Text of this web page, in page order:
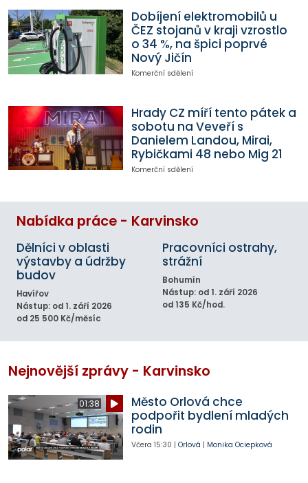
Dobíjení elektromobilů u
ČEZ stojanů v kraji vzrostlo
o 34 %, na špici poprvé
Nový Jičín
Komerční sdělení
Hrady CZ míří tento pátek a
sobotu na Veveří s
Danielem Landou, Mirai,
Rybičkami 48 nebo Mig 21
Komerční sdělení
Nabídka práce - Karvinsko
Dělníci v oblasti
výstavby a údržby
budov
Havířov
Nástup: od 1. září 2026
od 25 500 Kč/měsíc
Pracovníci ostrahy,
strážní
Bohumín
Nástup: od 1. září 2026
od 135 Kč/hod.
Nejnovější zprávy - Karvinsko
01:38
Město Orlová chce
podpořit bydlení mladých
rodin
Včera 15:30 | Orlová | Monika Ociepková